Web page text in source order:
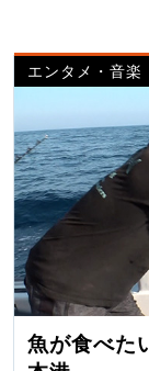
エンタメ・音楽
魚が食べた